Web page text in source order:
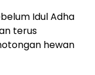
Idul Adha
terus
hewan